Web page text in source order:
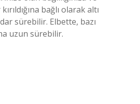
bağlı olarak altı
sürebilir. Elbette, bazı
uzun sürebilir.